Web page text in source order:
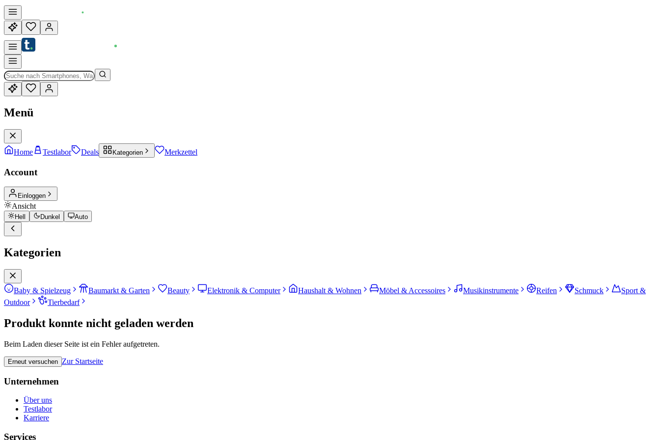
Menü
Home Testlabor Deals Kategorien Merkzettel
Account
Einloggen
Ansicht
Hell Dunkel Auto
Kategorien
Baby & Spielzeug Baumarkt & Garten Beauty Elektronik & Computer Haushalt & Wohnen Möbel & Accessoires Musikinstrumente Reifen Schmuck
Sport &
Outdoor
Tierbedarf
Produkt konnte nicht geladen werden
Beim Laden dieser Seite ist ein Fehler aufgetreten.
Erneut versuchen Zur Startseite
Unternehmen
Über uns
Testlabor
Karriere
Services